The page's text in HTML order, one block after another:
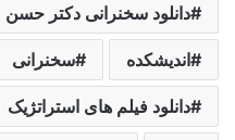
دانلود سخنرانی دکتر
اندیشکده سخنرانی
دانلود فیلم های استراتژیک